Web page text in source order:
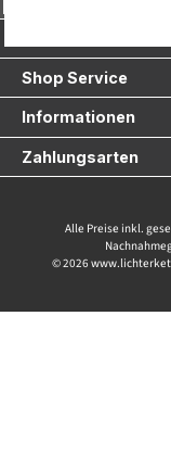
Shop Service
Informationen
Zahlungsarten
Alle Preise inkl.
© 2026